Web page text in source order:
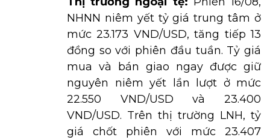
NHNN niêm yết tỷ giá trung tâm ở
mức 23.173 VND/USD, tăng tiếp 13
đồng so với phiên đầu tuần. Tỷ giá
mua và bán giao ngay được giữ
nguyên niêm yết lần lượt ở mức
22.550 VND/USD và 23.400
VND/USD. Trên thị trường LNH, tỷ
giá chốt phiên với mức 23.407